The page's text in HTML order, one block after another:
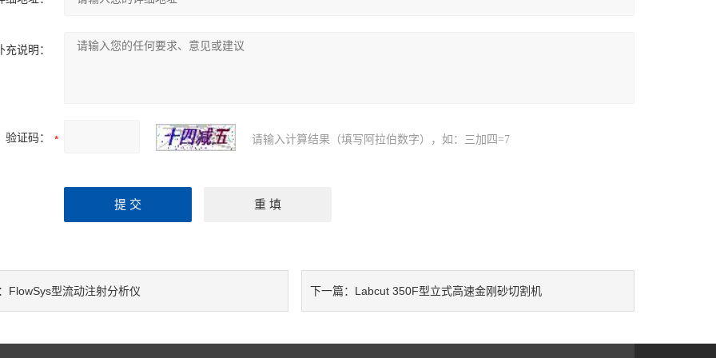
充说明：
验证码： 请输入计算结果（填写阿拉伯数字），如：三加四=7
FlowSys型流动注射分析仪 下一篇： Labcut 350F型立式高速金刚砂切割机